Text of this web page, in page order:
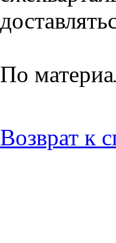
По
Возврат к